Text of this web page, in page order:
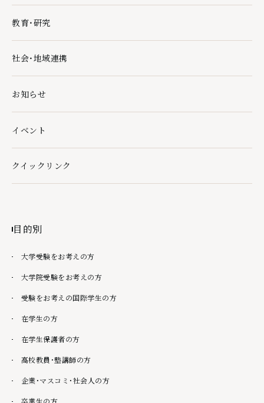
教育・研究
教育・研究の下層ページ一覧を開く
社会・地域連携
社会・地域連携の下層ページ一覧を開く
お知らせ
イベント
クイックリンク
クイックリンクの下層ページ一覧を開く
目的別
大学受験をお考えの方
大学院受験をお考えの方
受験をお考えの国際学生の方
在学生の方
在学生保護者の方
高校教員・塾講師の方
企業・マスコミ・社会人の方